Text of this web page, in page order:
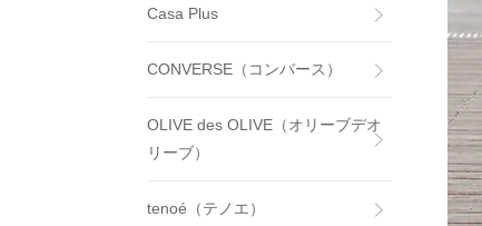
Casa Plus
CONVERSE（コンバース）
OLIVE des OLIVE（オリーブデオ
リーブ）
tenoé（テノエ）